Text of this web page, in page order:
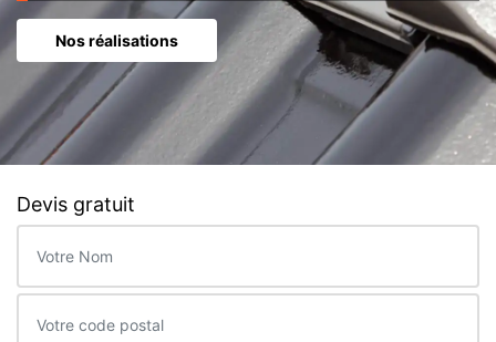
Nos réalisations
Devis gratuit